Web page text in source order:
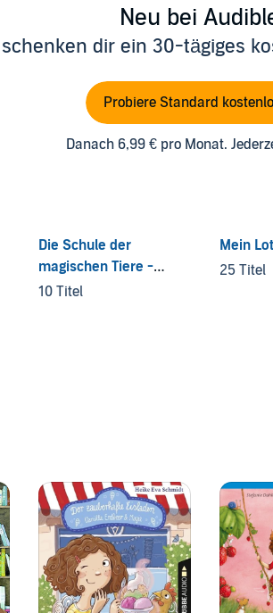
Neu bei
dir ein 30-tägiges
Probiere Standard
Danach 6,99 € pro Monat.
Die Schule der
magischen Tiere -
Endlich Ferien
10 Titel
Mein
25 Titel